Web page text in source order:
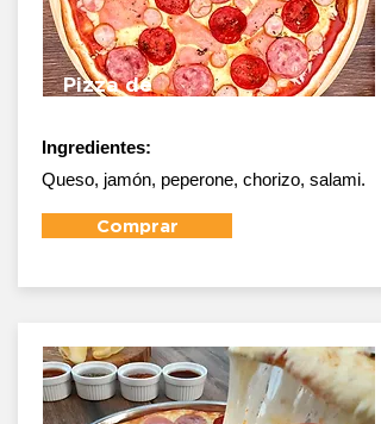
Pizza de
Ingredientes:
Queso, jamón, peperone, chorizo, salami.
Comprar